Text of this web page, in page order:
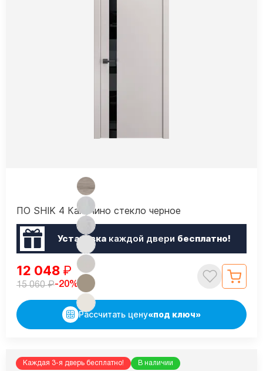
ПО SHIK 4 Капучино стекло черное
Установкакаждой двери бесплатно!
12 048 ₽
15 060₽-20%
Рассчитать цену«под ключ»
Каждая 3-я дверь бесплатно! В наличии